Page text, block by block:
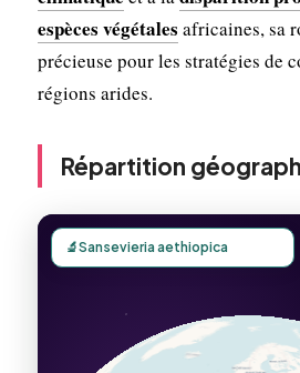
espèces végétales africaines, sa
précieuse pour les stratégies de
régions arides.
Répartition